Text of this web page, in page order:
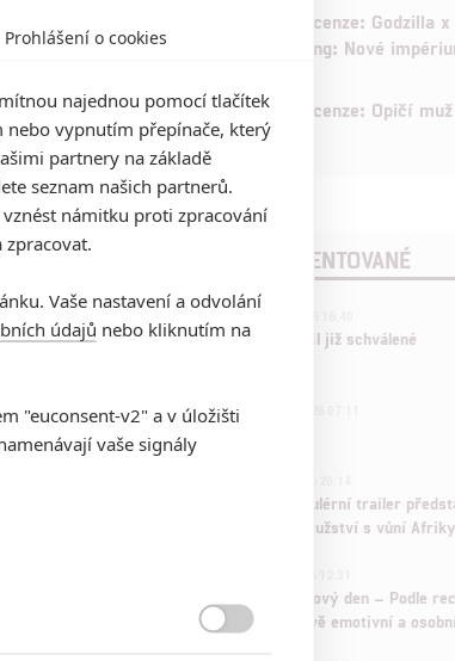
Recenze: Godzilla x
Kong: Nové
8 Recenze: Opičí muž
POSLEDNÍ KOMENTOVANÉ
3
Marvel nečekaně zrušil již schválené
433FILM | 01.08.2026 07:11
拆彈專家
Děti krve a kostí: Regulérní trailer
akční fantasy dobrodružství s vůní Afriky
Spider-Man: Zbrusu nový den – Podle
máme čekat překvapivě emotivní a
Prohlášení o cookies
najednou pomocí tlačítek
vypnutím přepínače, který
partnery na základě
seznam našich partnerů.
námitku proti zpracování
Vaše nastavení a odvolání
údajů nebo kliknutím na
"euconsent-v2" a v úložišti
vaše signály